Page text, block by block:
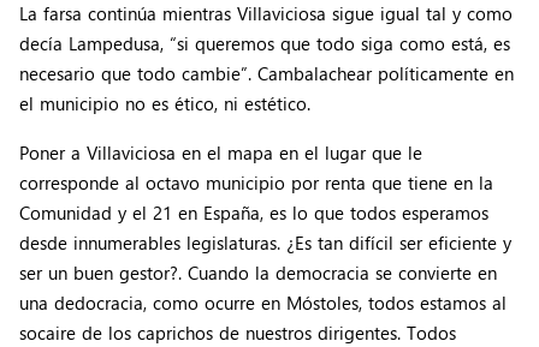
La farsa continúa mientras Villaviciosa sigue igual tal y como
decía Lampedusa, “si queremos que todo siga como está, es
necesario que todo cambie”. Cambalachear políticamente en
el municipio no es ético, ni estético.
Poner a Villaviciosa en el mapa en el lugar que le
corresponde al octavo municipio por renta que tiene en la
Comunidad y el 21 en España, es lo que todos esperamos
desde innumerables legislaturas. ¿Es tan difícil ser eficiente y
ser un buen gestor?. Cuando la democracia se convierte en
una dedocracia, como ocurre en Móstoles, todos estamos al
socaire de los caprichos de nuestros dirigentes. Todos